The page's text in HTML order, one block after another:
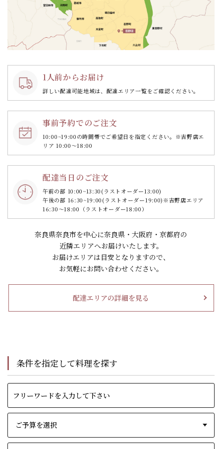
1人前からお届け
詳しい配達可能地域は、配達エリア一覧をご確認ください。
事前予約でのご注文
10:00~19:00の時間帯でご希望日を指定ください。 ※吉野店エ
リア 10:00～18:00
配達当日のご注文
午前の部 10:00~13:30(ラストオーダー13:00)
午後の部 16:30~19:00(ラストオーダー19:00)※吉野店エリア
16:30～18:00（ラストオーダー18:00）
奈良県奈良市を中心に奈良県・大阪府・京都府の
近隣エリアへお届けいたします。
お届けエリアは目安となりますので、
お気軽にお問い合わせください。
配達エリアの詳細を見る
条件を指定して料理を探す